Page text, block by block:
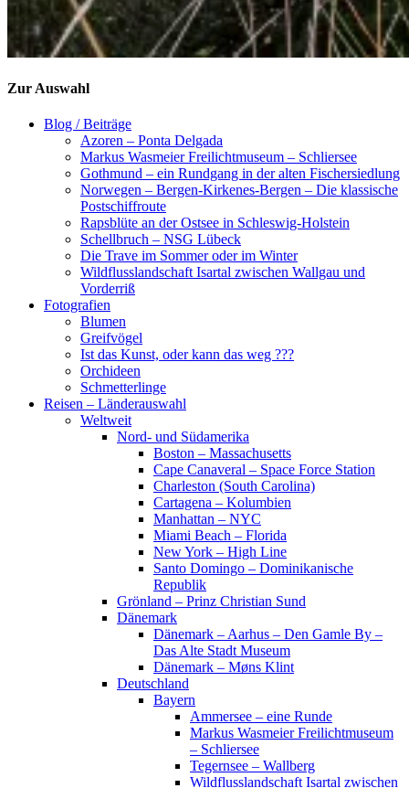
Zur Auswahl
Blog / Beiträge
Azoren – Ponta Delgada
Markus Wasmeier Freilichtmuseum – Schliersee
Gothmund – ein Rundgang in der alten Fischersiedlung
Norwegen – Bergen-Kirkenes-Bergen – Die klassische
Postschiffroute
Rapsblüte an der Ostsee in Schleswig-Holstein
Schellbruch – NSG Lübeck
Die Trave im Sommer oder im Winter
Wildflusslandschaft Isartal zwischen Wallgau und
Vorderriß
Fotografien
Blumen
Greifvögel
Ist das Kunst, oder kann das weg ???
Orchideen
Schmetterlinge
Reisen – Länderauswahl
Weltweit
Nord- und Südamerika
Boston – Massachusetts
Cape Canaveral – Space Force Station
Charleston (South Carolina)
Cartagena – Kolumbien
Manhattan – NYC
Miami Beach – Florida
New York – High Line
Santo Domingo – Dominikanische
Republik
Grönland – Prinz Christian Sund
Dänemark
Dänemark – Aarhus – Den Gamle By –
Das Alte Stadt Museum
Dänemark – Møns Klint
Deutschland
Bayern
Ammersee – eine Runde
Markus Wasmeier Freilichtmuseum
– Schliersee
Tegernsee – Wallberg
Wildflusslandschaft Isartal zwischen